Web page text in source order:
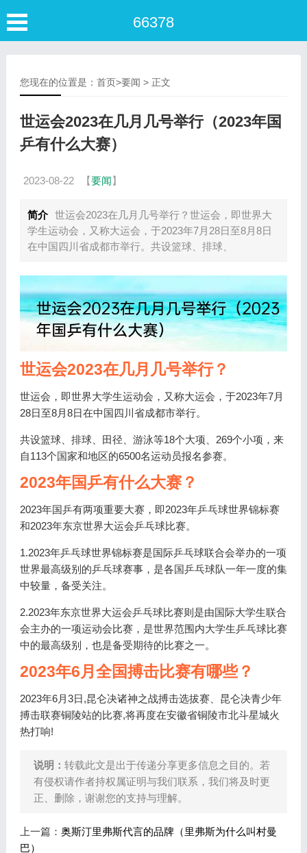
66378
您现在的位置是： 首页>要闻 > 正文
世运会2023在几月几号举行（2023年国
乒有什么大赛）
2023-08-22 【要闻】
简介 世运会2023在几月几号举行？世运会，即世界大
学生运动会，又称大运会，于2023年7月28日至8月8日
在中国四川省成都市举行。共设篮球、排球、
世运会2023在几月几号举行？
世运会，即世界大学生运动会，又称大运会，于2023年7月
28日至8月8日在中国四川省成都市举行。
共设篮球、排球、田径、游泳等18个大项、269个小项，来
自113个国家和地区的6500名运动员报名参赛。
2023年国乒有什么大赛？
2023年国乒有两项重要大赛，即2023年乒乓球世界锦标赛
和2023年东京世界大运会乒乓球比赛。
1.2023年乒乓球世界锦标赛是国际乒乓球联合会举办的一项
世界最高级别的乒乓球赛事，是各国乒乓球队一年一度的集
中较量，备受关注。
2.2023年东京世界大运会乒乓球比赛则是由国际大学生联合
会主办的一项运动会比赛，是世界范围内大学生乒乓球比赛
中的最高级别，也是备受期待的比赛之一。
2023年6月全国搏击比赛有哪些？
2023年6月3日,昆仑决诸神之战搏击选拔赛、昆仑决青少年
搏击联赛铜陵站的比赛,将再度在安徽省铜陵市北斗星城火
热打响!
说明： 转载此文是出于传递分享更多信息之目的。若
有侵权请作者持权属证明与我们联系，我们将及时更
正、删除，谢谢您的支持与理解。
上一篇： 奥斯汀里弗斯代言的品牌（里弗斯为什么叫村曼
巴）